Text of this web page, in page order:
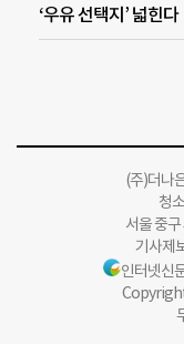
‘우유 선택지’ 넓힌다
(주)더나
청
서울 중
기사제
인터넷신